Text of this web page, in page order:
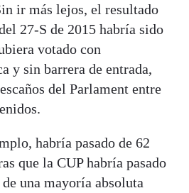
ir más lejos, el resultado
27-S de 2015 habría sido
votado con
y sin barrera de entrada,
del Parlament entre
habría pasado de 62
que la CUP habría pasado
una mayoría absoluta